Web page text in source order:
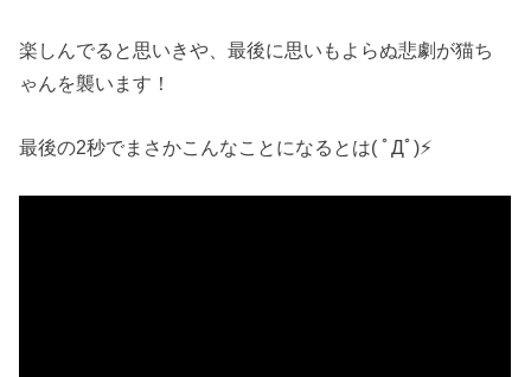
楽しんでると思いきや、最後に思いもよらぬ悲劇が猫ち
ゃんを襲います！
最後の2秒でまさかこんなことになるとは( ﾟДﾟ)⚡